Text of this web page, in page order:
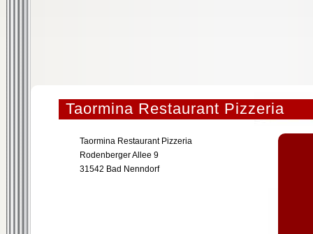
Taormina Restaurant Pizzeria
Taormina Restaurant Pizzeria
Rodenberger Allee 9
31542 Bad Nenndorf